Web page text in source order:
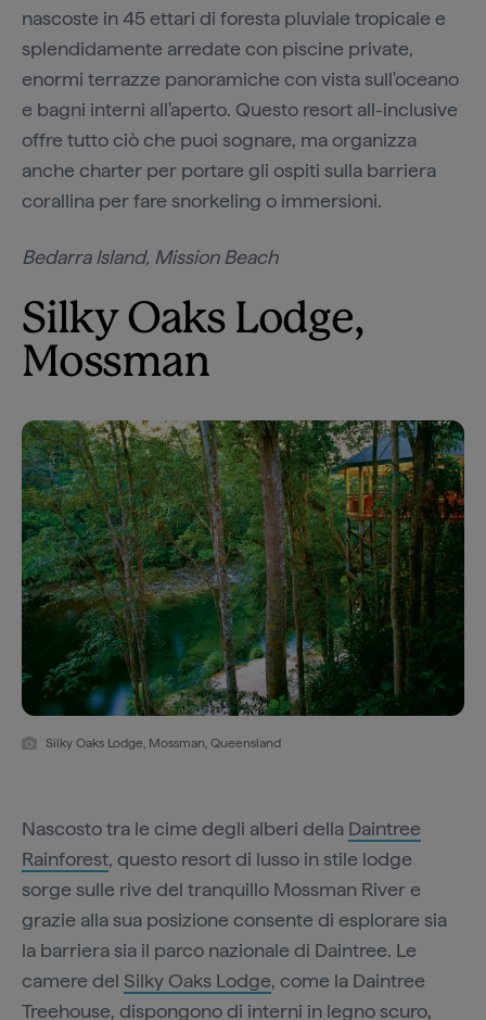
nascoste in 45 ettari di foresta pluviale tropicale e
splendidamente arredate con piscine private,
enormi terrazze panoramiche con vista sull'oceano
e bagni interni all'aperto. Questo resort all-inclusive
offre tutto ciò che puoi sognare, ma organizza
anche charter per portare gli ospiti sulla barriera
corallina per fare snorkeling o immersioni.
Bedarra Island, Mission Beach
Silky Oaks Lodge,
Mossman
Silky Oaks Lodge, Mossman, Queensland
Nascosto tra le cime degli alberi della Daintree
Rainforest, questo resort di lusso in stile lodge
sorge sulle rive del tranquillo Mossman River e
grazie alla sua posizione consente di esplorare sia
la barriera sia il parco nazionale di Daintree. Le
camere del Silky Oaks Lodge, come la Daintree
Treehouse, dispongono di interni in legno scuro,